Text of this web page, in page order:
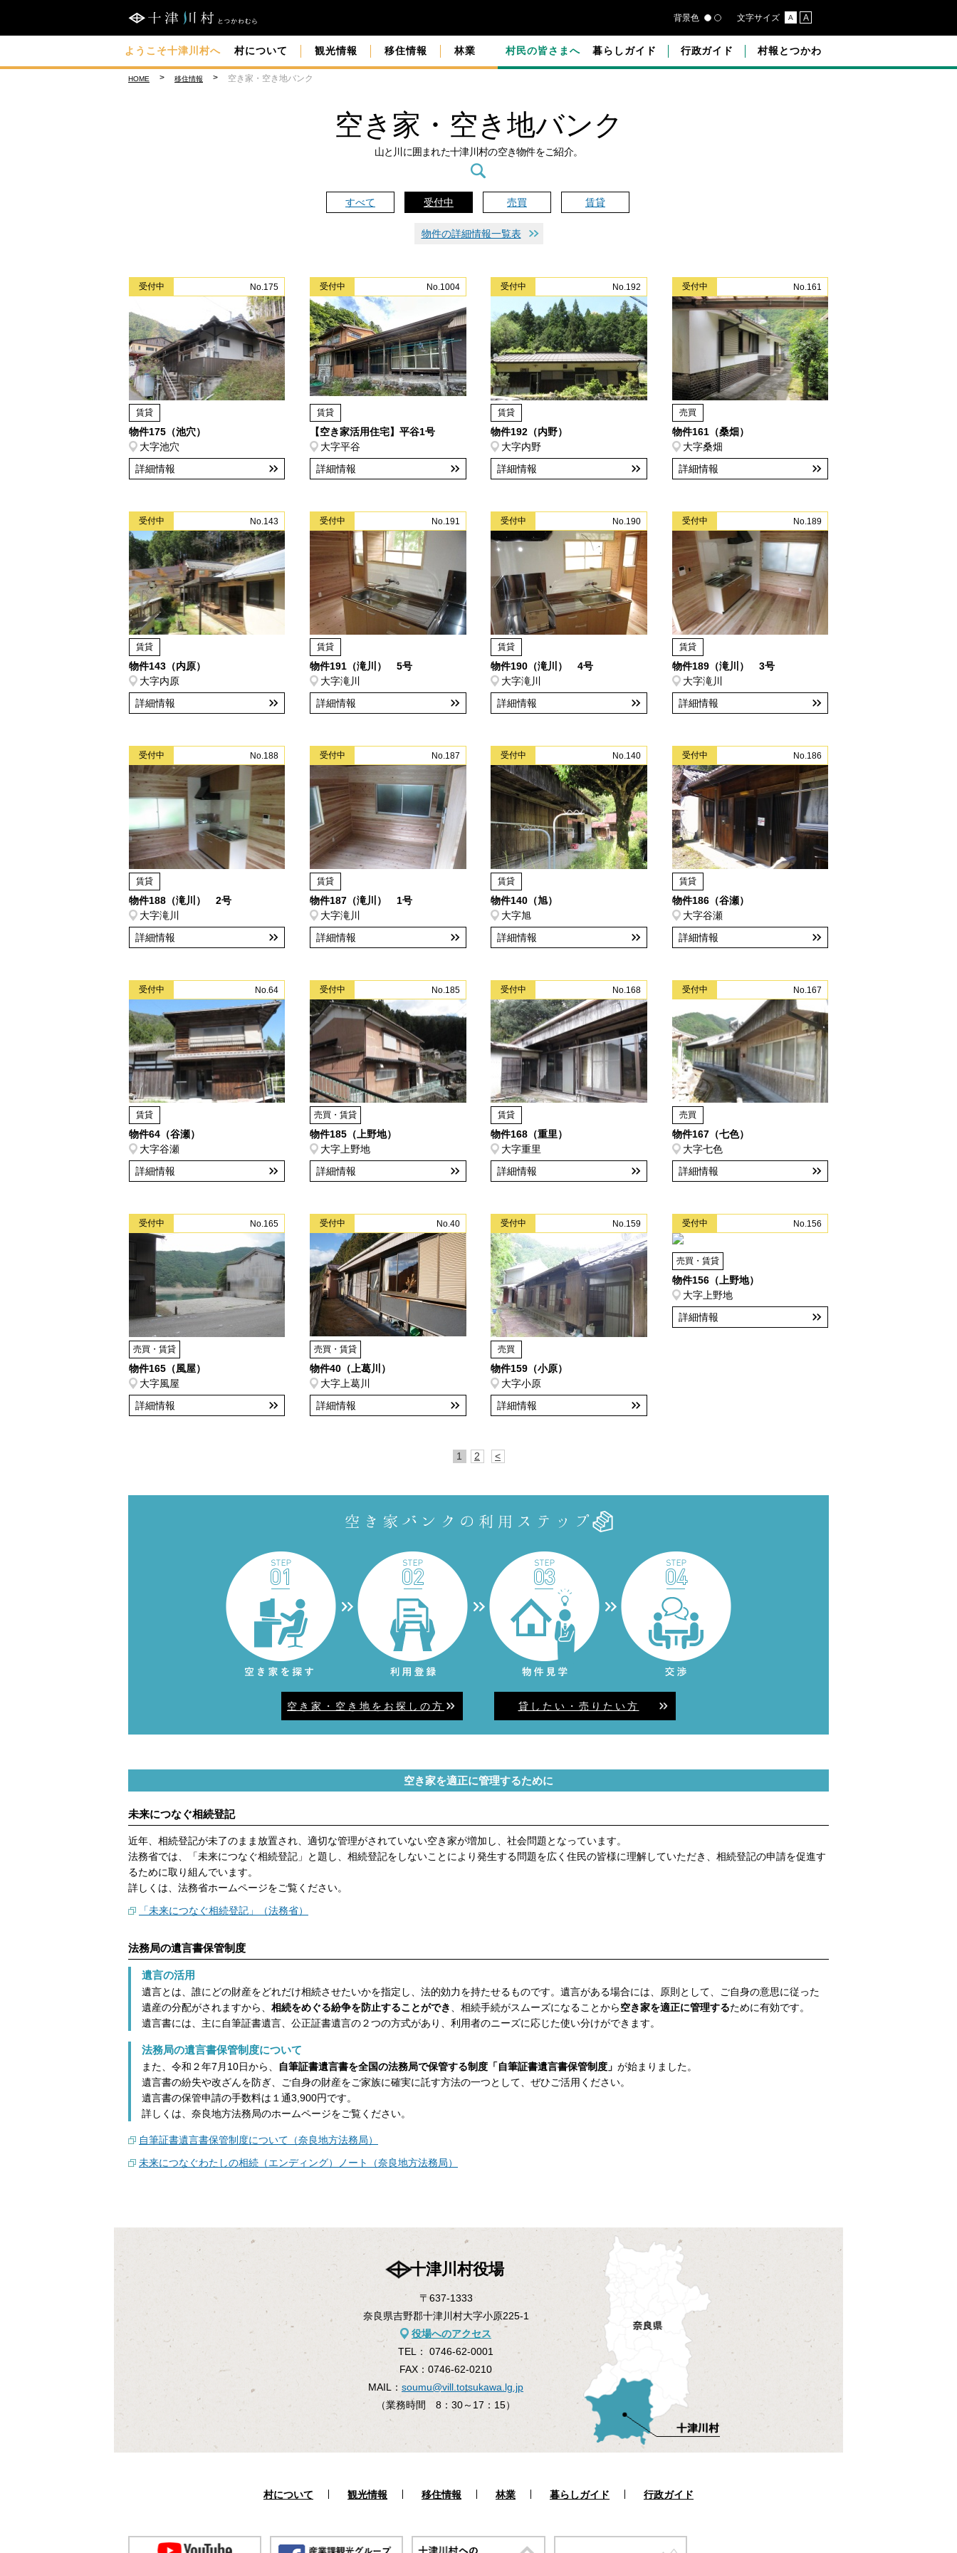
背景色 文字サイズ A A
ようこそ十津川村へ 村について 観光情報 移住情報 林業 村民の皆さまへ 暮らしガイド 行政ガイド 村報とつかわ
HOME 移住情報 空き家・空き地バンク
空き家・空き地バンク
山と川に囲まれた十津川村の空き物件をご紹介。
すべて 受付中 売買 賃貸
物件の詳細情報一覧表
受付中 No.175
賃貸
物件175（池穴）
大字池穴
詳細情報
受付中 No.1004
賃貸
【空き家活用住宅】平谷1号
大字平谷
詳細情報
受付中 No.192
賃貸
物件192（内野）
大字内野
詳細情報
受付中 No.161
売買
物件161（桑畑）
大字桑畑
詳細情報
受付中 No.143
賃貸
物件143（内原）
大字内原
詳細情報
受付中 No.191
賃貸
物件191（滝川） 5号
大字滝川
詳細情報
受付中 No.190
賃貸
物件190（滝川） 4号
大字滝川
詳細情報
受付中 No.189
賃貸
物件189（滝川） 3号
大字滝川
詳細情報
受付中 No.188
賃貸
物件188（滝川） 2号
大字滝川
詳細情報
受付中 No.187
賃貸
物件187（滝川） 1号
大字滝川
詳細情報
受付中 No.140
賃貸
物件140（旭）
大字旭
詳細情報
受付中 No.186
賃貸
物件186（谷瀬）
大字谷瀬
詳細情報
受付中 No.64
賃貸
物件64（谷瀬）
大字谷瀬
詳細情報
受付中 No.185
売買・賃貸
物件185（上野地）
大字上野地
詳細情報
受付中 No.168
賃貸
物件168（重里）
大字重里
詳細情報
受付中 No.167
売買
物件167（七色）
大字七色
詳細情報
受付中 No.165
売買・賃貸
物件165（風屋）
大字風屋
詳細情報
受付中 No.40
売買・賃貸
物件40（上葛川）
大字上葛川
詳細情報
受付中 No.159
売買
物件159（小原）
大字小原
詳細情報
受付中 No.156
売買・賃貸
物件156（上野地）
大字上野地
詳細情報
1 2 <
空き家・空き地をお探しの方 貸したい・売りたい方
空き家を適正に管理するために
未来につなぐ相続登記
近年、相続登記が未了のまま放置され、適切な管理がされていない空き家が増加し、社会問題となっています。
法務省では、「未来につなぐ相続登記」と題し、相続登記をしないことにより発生する問題を広く住民の皆様に理解していただき、相続登記の申請を促進す
るために取り組んでいます。
詳しくは、法務省ホームページをご覧ください。
「未来につなぐ相続登記」（法務省）
法務局の遺言書保管制度
遺言の活用
遺言とは、誰にどの財産をどれだけ相続させたいかを指定し、法的効力を持たせるものです。遺言がある場合には、原則として、ご自身の意思に従った
遺産の分配がされますから、 相続をめぐる紛争を防止することができ、相続手続がスムーズになることから空き家を適正に管理するために有効です。
遺言書には、主に自筆証書遺言、公正証書遺言の２つの方式があり、利用者のニーズに応じた使い分けができます。
法務局の遺言書保管制度について
また、令和２年7月10日から、 自筆証書遺言書を全国の法務局で保管する制度「自筆証書遺言書保管制度」 が始まりました。
遺言書の紛失や改ざんを防ぎ、ご自身の財産をご家族に確実に託す方法の一つとして、ぜひご活用ください。
遺言書の保管申請の手数料は１通3,900円です。
詳しくは、奈良地方法務局のホームページをご覧ください。
自筆証書遺言書保管制度について（奈良地方法務局）
未来につなぐわたしの相続（エンディング）ノート（奈良地方法務局）
十津川村役場
〒637-1333
奈良県吉野郡十津川村大字小原225-1
役場へのアクセス
TEL： 0746-62-0001
FAX： 0746-62-0210
MAIL： soumu@vill.totsukawa.lg.jp
（業務時間 8：30～17：15）
村について 観光情報 移住情報 林業 暮らしガイド 行政ガイド